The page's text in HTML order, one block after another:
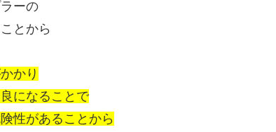
ーの
とから
かり
になることで
性があることから